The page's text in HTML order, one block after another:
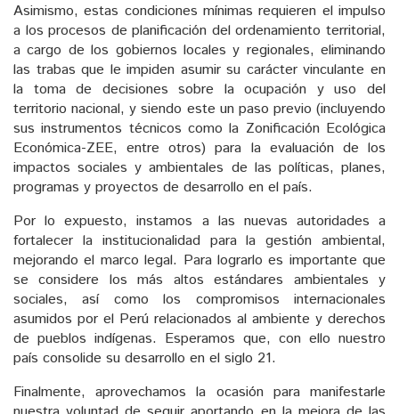
Asimismo, estas condiciones mínimas requieren el impulso
a los procesos de planificación del ordenamiento territorial,
a cargo de los gobiernos locales y regionales, eliminando
las trabas que le impiden asumir su carácter vinculante en
la toma de decisiones sobre la ocupación y uso del
territorio nacional, y siendo este un paso previo (incluyendo
sus instrumentos técnicos como la Zonificación Ecológica
Económica-ZEE, entre otros) para la evaluación de los
impactos sociales y ambientales de las políticas, planes,
programas y proyectos de desarrollo en el país.
Por lo expuesto, instamos a las nuevas autoridades a
fortalecer la institucionalidad para la gestión ambiental,
mejorando el marco legal. Para lograrlo es importante que
se considere los más altos estándares ambientales y
sociales, así como los compromisos internacionales
asumidos por el Perú relacionados al ambiente y derechos
de pueblos indígenas. Esperamos que, con ello nuestro
país consolide su desarrollo en el siglo 21.
Finalmente, aprovechamos la ocasión para manifestarle